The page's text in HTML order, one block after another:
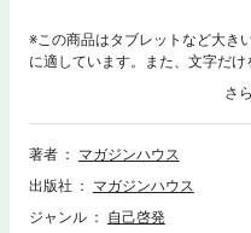
※この商品はタブレットなど大き
に適しています。また、文字だ
ト、検索、辞書の参照、引用な
んの「Smart Gents@Sukezane
は、紙の雑誌と内容が一部異な
が含まれない場合がございます。
の切り札をもちましょう。男は
全回答。男のウィスキー入門。ま
著者
マガジンハウス
出版社
マガジンハウス
ジャンル
自己啓発